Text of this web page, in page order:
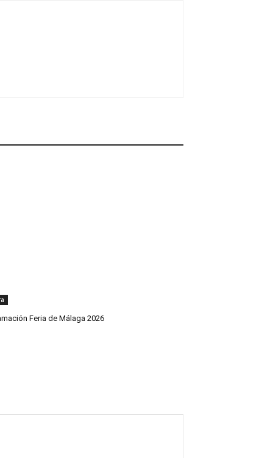
Feria de Málaga 2026